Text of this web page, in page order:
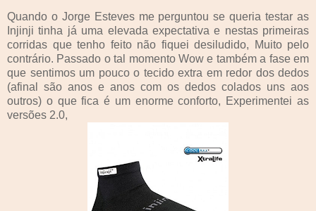
Quando o Jorge Esteves me perguntou se queria testar as
Injinji tinha já uma elevada expectativa e nestas primeiras
corridas que tenho feito não fiquei desiludido, Muito pelo
contrário. Passado o tal momento Wow e também a fase em
que sentimos um pouco o tecido extra em redor dos dedos
(afinal são anos e anos com os dedos colados uns aos
outros) o que fica é um enorme conforto, Experimentei as
versões 2.0,